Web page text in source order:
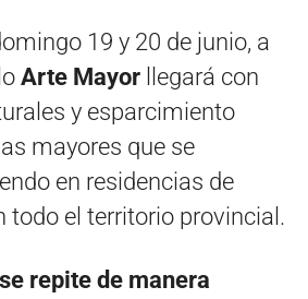
19 y 20 de junio, a
Arte Mayor llegará con
y esparcimiento
mayores que se
en residencias de
todo el territorio provincial.
repite de manera